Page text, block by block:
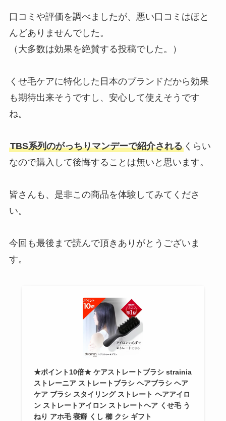
口コミや評価を調べましたが、悪い口コミはほと
んどありませんでした。
（大多数は効果を絶賛する投稿でした。）
くせ毛ケアに特化した日本のブランドだから効果
も期待出来そうですし、安心して使えそうです
ね。
TBS系列のがっちりマンデーで紹介されるくらい
なので購入して後悔することは無いと思います。
皆さんも、是非この商品を体験してみてくださ
い。
今回も最後まで読んで頂きありがとうございま
す。
★ポイント10倍★ ケアストレートブラシ strainia
ストレーニア ストレートブラシ ヘアブラシ ヘア
ケア ブラシ スタイリング ストレート ヘアアイロ
ン ストレートアイロン ストレートヘア くせ毛 う
ねり アホ毛 寝癖 くし 櫛 クシ ギフト